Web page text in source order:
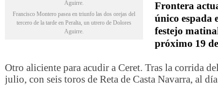
Francisco Montero pasea en triunfo las dos orejas del
tercero de la tarde en Peralta, un utrero de Dolores
Aguirre.
Frontera
único espada
festejo
próximo 19
Otro aliciente para acudir a Ceret. Tras la corrida
julio, con seis toros de Reta de Casta Navarra, al día